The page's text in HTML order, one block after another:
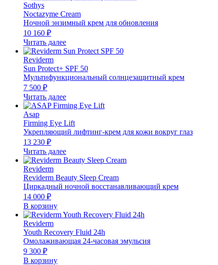
Sothys
Noctazyme Cream
Ночной энзимный крем для обновления
10 160 ₽
Читать далее
Reviderm
Sun Protect+ SPF 50
Мультифункциональный солнцезащитный крем
7 500 ₽
Читать далее
Asap
Firming Eye Lift
Укрепляющий лифтинг-крем для кожи вокруг глаз
13 230 ₽
Читать далее
Reviderm
Reviderm Beauty Sleep Cream
Циркадный ночной восстанавливающий крем
14 000 ₽
В корзину
Reviderm
Youth Recovery Fluid 24h
Омолаживающая 24-часовая эмульсия
9 300 ₽
В корзину